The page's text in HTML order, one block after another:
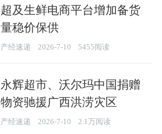
超及生鲜电商平台增加备货
量稳价保供
产经速递 2026-7-10 5455阅读
永辉超市、沃尔玛中国捐赠
物资驰援广西洪涝灾区
产经速递 2026-7-10 2.1万阅读